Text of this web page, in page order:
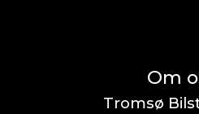
Om
Tromsø